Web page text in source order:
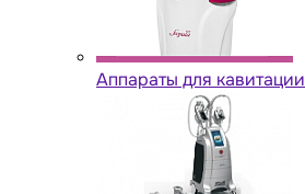
Аппараты для кавитации